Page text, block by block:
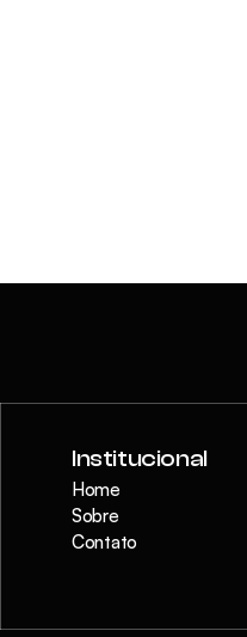
Institucional
Home
Sobre
Contato